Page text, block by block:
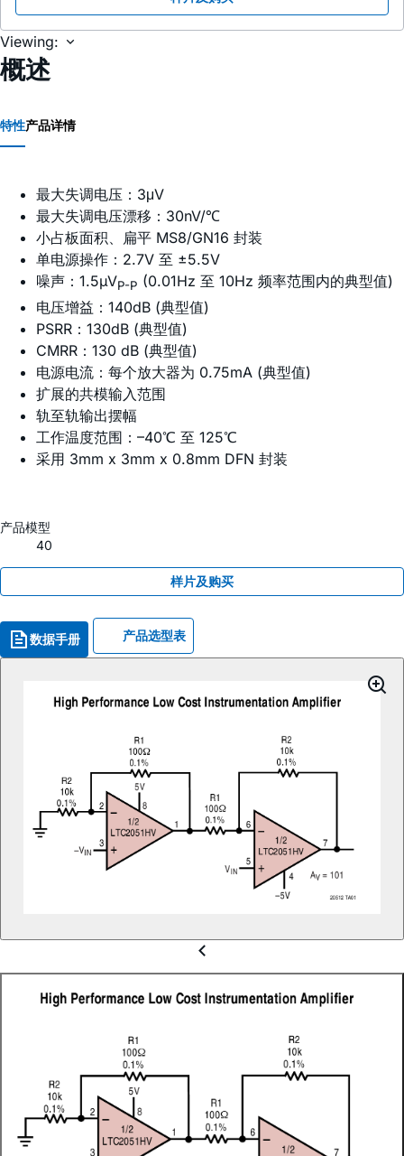
Viewing:
概述
特性产品详情
最大失调电压：3μV
最大失调电压漂移：30nV/℃
小占板面积、扁平 MS8/GN16 封装
单电源操作：2.7V 至 ±5.5V
噪声：1.5µVP-P (0.01Hz 至 10Hz 频率范围内的典型值)
电压增益：140dB (典型值)
PSRR：130dB (典型值)
CMRR：130 dB (典型值)
电源电流：每个放大器为 0.75mA (典型值)
扩展的共模输入范围
轨至轨输出摆幅
工作温度范围：–40℃ 至 125℃
采用 3mm x 3mm x 0.8mm DFN 封装
产品模型
40
样片及购买
数据手册 产品选型表